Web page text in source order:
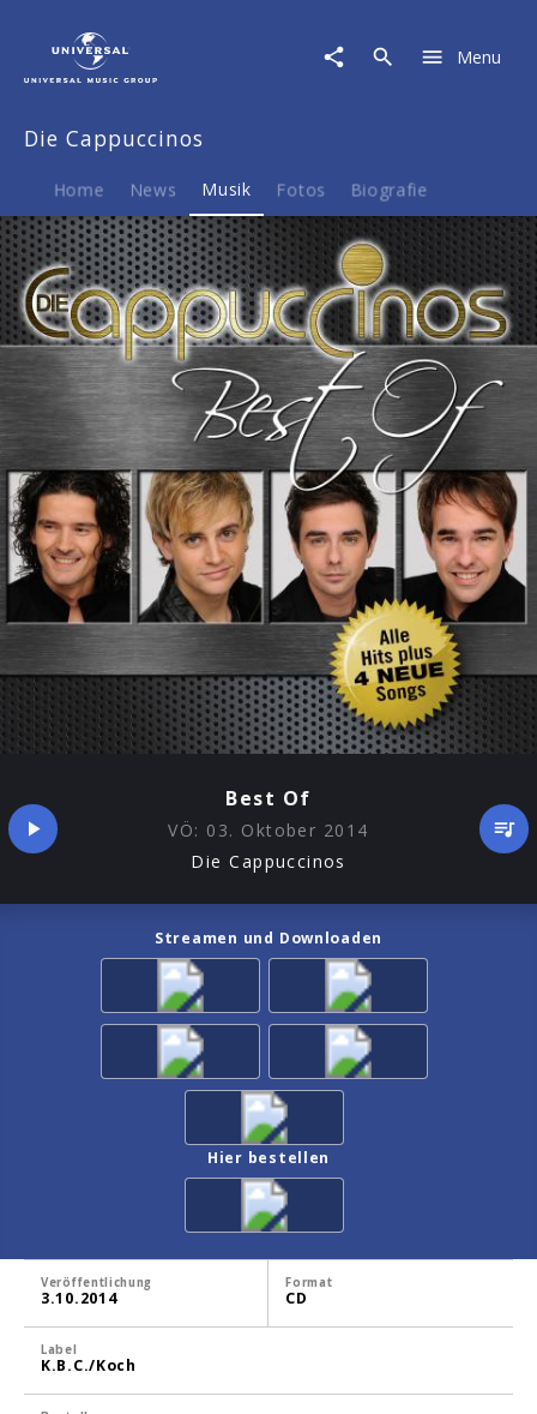
Cappuccinos
Musik
Best
Menu
Die Cappuccinos
Home News Musik Fotos Biografie
Best Of
VÖ: 03. Oktober 2014
Die Cappuccinos
Streamen und Downloaden
Hier bestellen
Veröffentlichung
3.10.2014
Format
CD
Label
K.B.C./Koch